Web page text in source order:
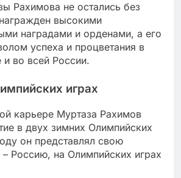
Рахимова не остались без
высокими
наградами и орденами, а его
успеха и процветания в
и во всей России.
играх
карьере Муртаза Рахимов
в двух зимних Олимпийских
он представлял свою
Россию, на Олимпийских играх